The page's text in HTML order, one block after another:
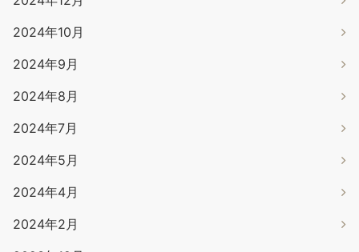
2024年10月
2024年9月
2024年8月
2024年7月
2024年5月
2024年4月
2024年2月